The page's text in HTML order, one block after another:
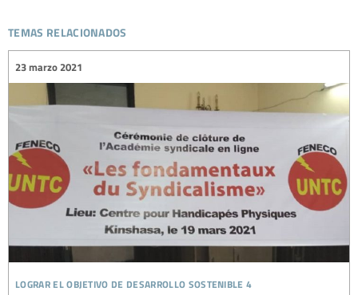
temas relacionados
lograr el objetivo de desarrollo sostenible 4
23 marzo 2021